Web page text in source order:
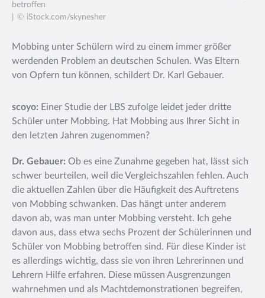
betroffen
© iStock.com/skynesher
Mobbing unter Schülern wird zu einem immer größer
werdenden Problem an deutschen Schulen. Was Eltern
von Opfern tun können, schildert Dr. Karl Gebauer.
scoyo: Einer Studie der LBS zufolge leidet jeder dritte
Schüler unter Mobbing. Hat Mobbing aus Ihrer Sicht in
den letzten Jahren zugenommen?
Dr. Gebauer: Ob es eine Zunahme gegeben hat, lässt sich
schwer beurteilen, weil die Vergleichszahlen fehlen. Auch
die aktuellen Zahlen über die Häufigkeit des Auftretens
von Mobbing schwanken. Das hängt unter anderem
davon ab, was man unter Mobbing versteht. Ich gehe
davon aus, dass etwa sechs Prozent der Schülerinnen und
Schüler von Mobbing betroffen sind. Für diese Kinder ist
es allerdings wichtig, dass sie von ihren Lehrerinnen und
Lehrern Hilfe erfahren. Diese müssen Ausgrenzungen
wahrnehmen und als Machtdemonstrationen begreifen,